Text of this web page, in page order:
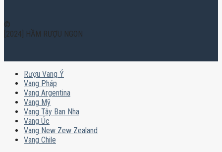
©
[2024] HẦM RƯỢU NGON
Rượu Vang Ý
Vang Pháp
Vang Argentina
Vang Mỹ
Vang Tây Ban Nha
Vang Úc
Vang New Zew Zealand
Vang Chile